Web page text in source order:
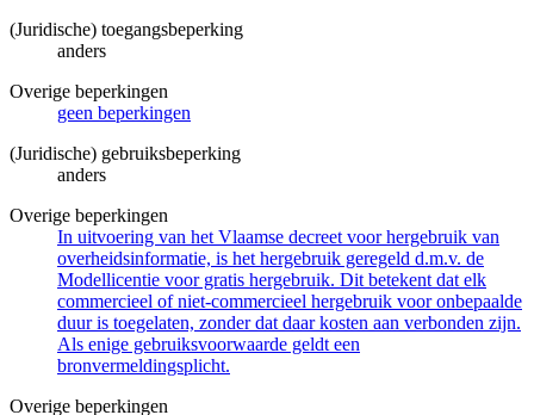
(Juridische) toegangsbeperking
anders
Overige beperkingen
geen beperkingen
(Juridische) gebruiksbeperking
anders
Overige beperkingen
In uitvoering van het Vlaamse decreet voor hergebruik van
overheidsinformatie, is het hergebruik geregeld d.m.v. de
Modellicentie voor gratis hergebruik. Dit betekent dat elk
commercieel of niet-commercieel hergebruik voor onbepaalde
duur is toegelaten, zonder dat daar kosten aan verbonden zijn.
Als enige gebruiksvoorwaarde geldt een
bronvermeldingsplicht.
Overige beperkingen